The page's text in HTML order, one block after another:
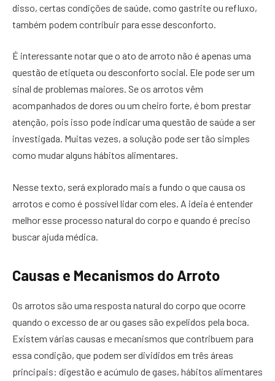
disso, certas condições de saúde, como gastrite ou refluxo,
também podem contribuir para esse desconforto.
É interessante notar que o ato de arroto não é apenas uma
questão de etiqueta ou desconforto social. Ele pode ser um
sinal de problemas maiores. Se os arrotos vêm
acompanhados de dores ou um cheiro forte, é bom prestar
atenção, pois isso pode indicar uma questão de saúde a ser
investigada. Muitas vezes, a solução pode ser tão simples
como mudar alguns hábitos alimentares.
Nesse texto, será explorado mais a fundo o que causa os
arrotos e como é possível lidar com eles. A ideia é entender
melhor esse processo natural do corpo e quando é preciso
buscar ajuda médica.
Causas e Mecanismos do Arroto
Os arrotos são uma resposta natural do corpo que ocorre
quando o excesso de ar ou gases são expelidos pela boca.
Existem várias causas e mecanismos que contribuem para
essa condição, que podem ser divididos em três áreas
principais: digestão e acúmulo de gases, hábitos alimentares